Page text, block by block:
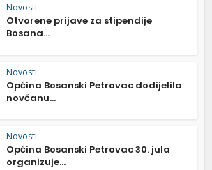
Novosti
Otvorene prijave za stipendije
Bosana...
Novosti
Općina Bosanski Petrovac dodijelila
novčanu...
Novosti
Općina Bosanski Petrovac 30. jula
organizuje...